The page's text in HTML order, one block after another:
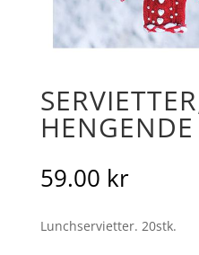
59.00 kr
Lunchservietter. 20stk.